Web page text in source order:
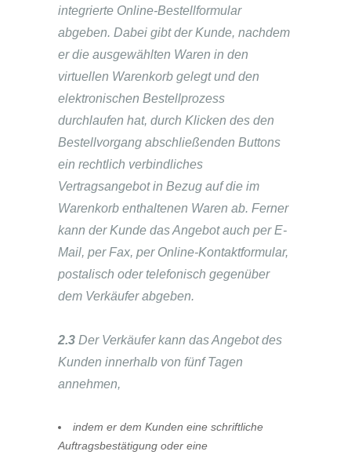
integrierte Online-Bestellformular
abgeben. Dabei gibt der Kunde, nachdem
er die ausgewählten Waren in den
virtuellen Warenkorb gelegt und den
elektronischen Bestellprozess
durchlaufen hat, durch Klicken des den
Bestellvorgang abschließenden Buttons
ein rechtlich verbindliches
Vertragsangebot in Bezug auf die im
Warenkorb enthaltenen Waren ab. Ferner
kann der Kunde das Angebot auch per E-
Mail, per Fax, per Online-Kontaktformular,
postalisch oder telefonisch gegenüber
dem Verkäufer abgeben.
2.3 Der Verkäufer kann das Angebot des
Kunden innerhalb von fünf Tagen
annehmen,
indem er dem Kunden eine schriftliche
Auftragsbestätigung oder eine